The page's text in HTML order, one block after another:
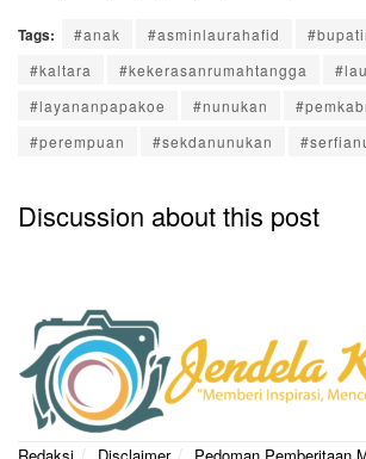
Tags: #anak #asminlaurahafid
#kaltara
#kekerasanrumahtangga
#layananpapakoe
#nunukan
#perempuan
#sekdanunukan
Discussion about this post